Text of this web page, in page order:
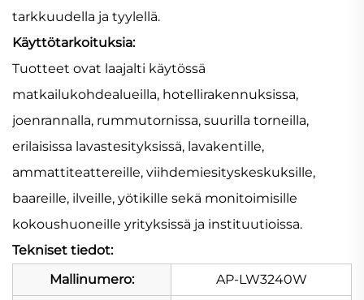
tarkkuudella ja tyylellä.
Käyttötarkoituksia:
Tuotteet ovat laajalti käytössä
matkailukohdealueilla, hotellirakennuksissa,
joenrannalla, rummutornissa, suurilla torneilla,
erilaisissa lavastesityksissä, lavakentille,
ammattiteattereille, viihdemiesityskeskuksille,
baareille, ilveille, yötikille sekä monitoimisille
kokoushuoneille yrityksissä ja instituutioissa.
Tekniset tiedot:
Mallinumero:
AP-LW3240W